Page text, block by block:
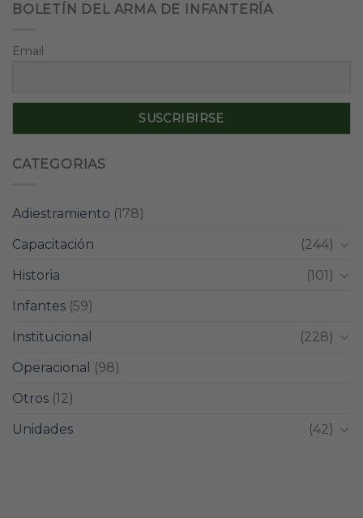
BOLETÍN DEL ARMA DE INFANTERÍA
Email
CATEGORIAS
Adiestramiento (178)
Capacitación
(244)
Historia
(101)
Infantes (59)
Institucional
(228)
Operacional
(98)
Otros (12)
Unidades
(42)